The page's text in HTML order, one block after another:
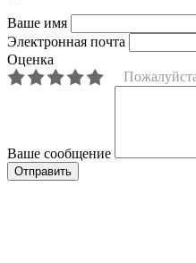
Ваше имя
Электронная почта
Оценка
Ваше сообщение